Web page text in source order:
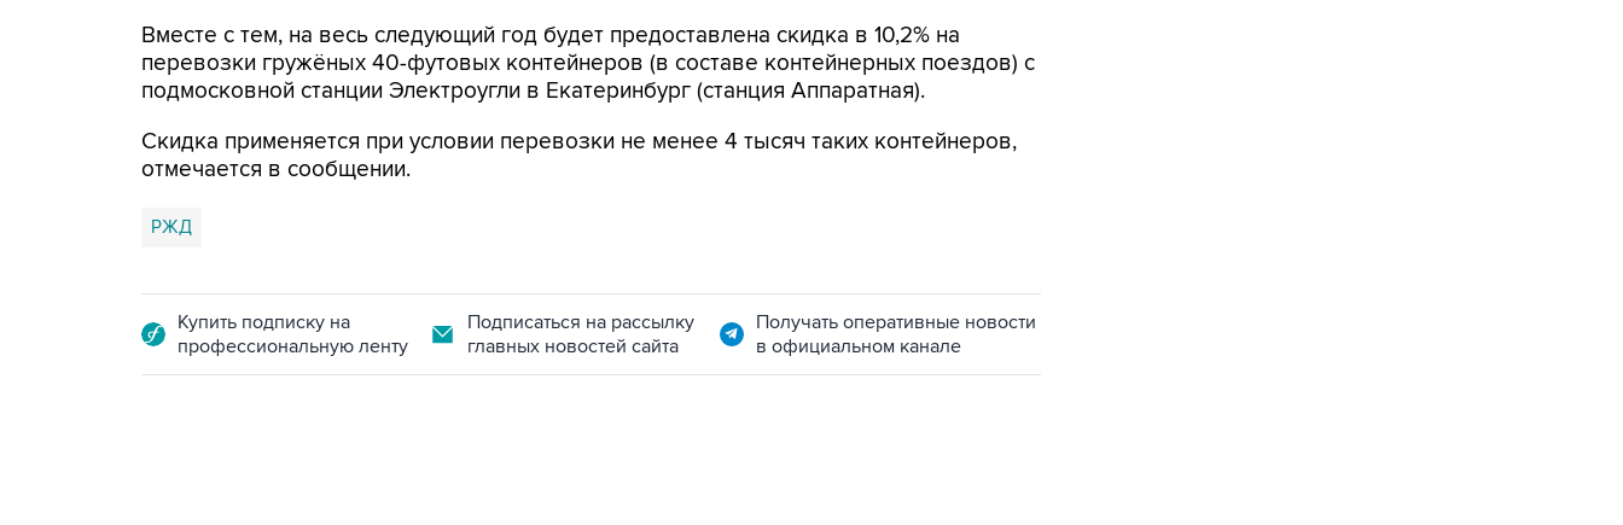
Вместе с тем, на весь следующий год будет предоставлена скидка в 10,2% на
перевозки гружёных 40-футовых контейнеров (в составе контейнерных поездов) с
подмосковной станции Электроугли в Екатеринбург (станция Аппаратная).
Скидка применяется при условии перевозки не менее 4 тысяч таких контейнеров,
отмечается в сообщении.
РЖД
Купить подписку на
профессиональную ленту
Подписаться на рассылку
главных новостей сайта
Получать оперативные новости
в официальном канале